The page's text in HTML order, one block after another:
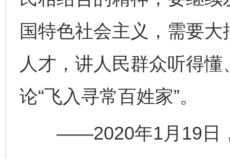
国特色社会主义，需要
人才，讲人民群众听得
论“飞入寻常百姓家”。
——2020年1月19日，